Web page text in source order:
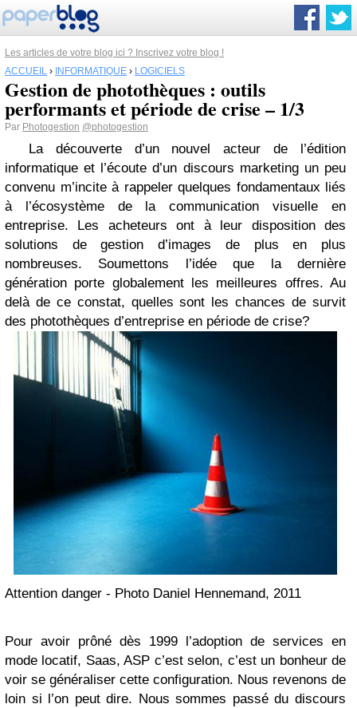
Les articles de votre blog ici ? Inscrivez votre blog !
ACCUEIL › INFORMATIQUE › LOGICIELS
Gestion de photothèques : outils
performants et période de crise – 1/3
Par Photogestion @photogestion
La découverte d’un nouvel acteur de l’édition
informatique et l’écoute d’un discours marketing un peu
convenu m’incite à rappeler quelques fondamentaux liés
à l’écosystème de la communication visuelle en
entreprise. Les acheteurs ont à leur disposition des
solutions de gestion d’images de plus en plus
nombreuses. Soumettons l’idée que la dernière
génération porte globalement les meilleures offres. Au
delà de ce constat, quelles sont les chances de survit
des photothèques d’entreprise en période de crise?
Attention danger - Photo Daniel Hennemand, 2011
Pour avoir prôné dès 1999 l’adoption de services en
mode locatif, Saas, ASP c’est selon, c’est un bonheur de
voir se généraliser cette configuration. Nous revenons de
loin si l’on peut dire. Nous sommes passé du discours